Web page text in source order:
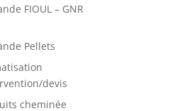
FIOUL – GNR
Pellets
devis
cheminée